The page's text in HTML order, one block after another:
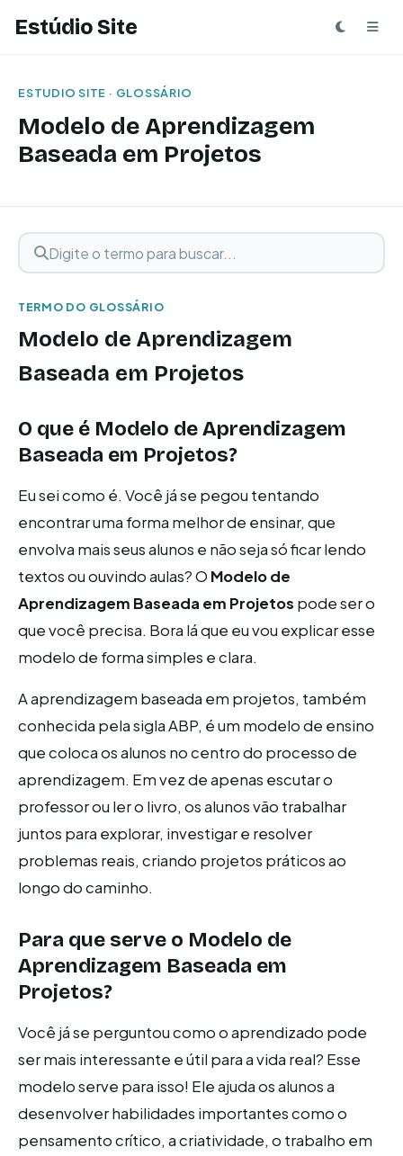
Estúdio Site
ESTUDIO SITE · GLOSSÁRIO
Modelo de Aprendizagem
Baseada em Projetos
Buscar termo
Digite o termo para buscar
TERMO DO GLOSSÁRIO
Modelo de Aprendizagem
Baseada em Projetos
O que é Modelo de Aprendizagem
Baseada em Projetos?
Eu sei como é. Você já se pegou tentando
encontrar uma forma melhor de ensinar, que
envolva mais seus alunos e não seja só ficar lendo
textos ou ouvindo aulas? O Modelo de
Aprendizagem Baseada em Projetos pode ser o
que você precisa. Bora lá que eu vou explicar esse
modelo de forma simples e clara.
A aprendizagem baseada em projetos, também
conhecida pela sigla ABP, é um modelo de ensino
que coloca os alunos no centro do processo de
aprendizagem. Em vez de apenas escutar o
professor ou ler o livro, os alunos vão trabalhar
juntos para explorar, investigar e resolver
problemas reais, criando projetos práticos ao
longo do caminho.
Para que serve o Modelo de
Aprendizagem Baseada em
Projetos?
Você já se perguntou como o aprendizado pode
ser mais interessante e útil para a vida real? Esse
modelo serve para isso! Ele ajuda os alunos a
desenvolver habilidades importantes como o
pensamento crítico, a criatividade, o trabalho em